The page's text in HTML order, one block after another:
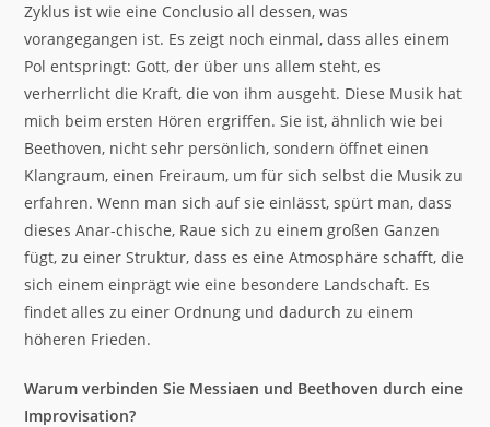
Zyklus ist wie eine Conclusio all dessen, was
vorangegangen ist. Es zeigt noch einmal, dass alles einem
Pol entspringt: Gott, der über uns allem steht, es
verherrlicht die Kraft, die von ihm ausgeht. Diese Musik hat
mich beim ersten Hören ergriffen. Sie ist, ähnlich wie bei
Beethoven, nicht sehr persönlich, sondern öffnet einen
Klangraum, einen Freiraum, um für sich selbst die Musik zu
erfahren. Wenn man sich auf sie einlässt, spürt man, dass
dieses Anar-chische, Raue sich zu einem großen Ganzen
fügt, zu einer Struktur, dass es eine Atmosphäre schafft, die
sich einem einprägt wie eine besondere Landschaft. Es
findet alles zu einer Ordnung und dadurch zu einem
höheren Frieden.
Warum verbinden Sie Messiaen und Beethoven durch eine
Improvisation?